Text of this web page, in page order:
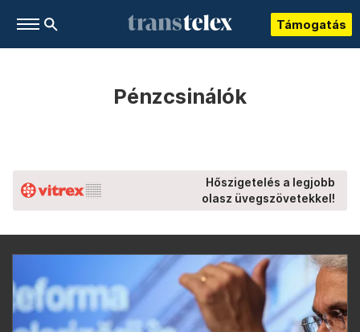
Támogatás
Pénzcsinálók
Hőszigetelés a legjobb
olasz üvegszövetekkel!